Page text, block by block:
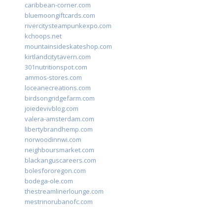
caribbean-corner.com
bluemoongiftcards.com
rivercitysteampunkexpo.com
kchoops.net
mountainsideskateshop.com
kirtlandcitytavern.com
301nutritionspot.com
ammos-stores.com
loceanecreations.com
birdsongridgefarm.com
joiedevivblog.com
valera-amsterdam.com
libertybrandhemp.com
norwoodinnwi.com
neighboursmarket.com
blackanguscareers.com
bolesfororegon.com
bodega-ole.com
thestreamlinerlounge.com
mestrinorubanofc.com